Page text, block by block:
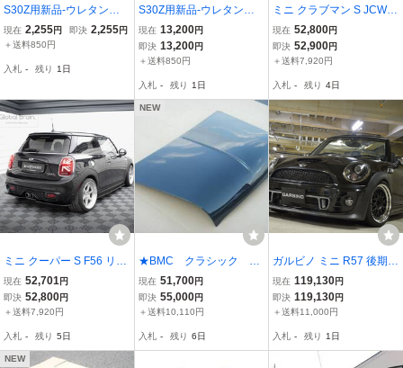
S30Z用新品-ウレタンブ
ッシュ-スタビライザーマ
ウント フロント用(18m
1Z/240Z
現在 2,255円 即決 2,255円
＋送料850円
入札 - 残り 1日
S30Z用新品-ウレタンブ
ッシュ-リヤ*コントロー
ルアーム用リア 黒ブラ
ック PROTHANE フェ
ーム
現在 13,200円
即決 13,200円
＋送料850円
入札 - 残り 1日
ミニ クラブマン S JCW F
54 フロント バンパー リ
ップ スポイラー / アンダ
ー スプリッター エプロン
現在 52,800円
即決 52,900円
＋送料7,920円
入札 - 残り 4日
ミニ クーパー S F56 リア
ディフューザー / リア ス
プリッター ディフューザ
ー バンパー トリム アン
現在 52,701円
即決 52,800円
＋送料7,920円
入札 - 残り 5日
NEW
★BMC クラシック ミ
ニ クーパー Mk.1 ★
FRP ボンネット 【新
品】
現在 51,700円
即決 55,000円
＋送料10,110円
入札 - 残り 6日
ガルビノ ミニ R57 後期
フロントバンパースポイ
ラー
現在 119,130円
即決 119,130円
＋送料11,000円
入札 - 残り 1日
NEW